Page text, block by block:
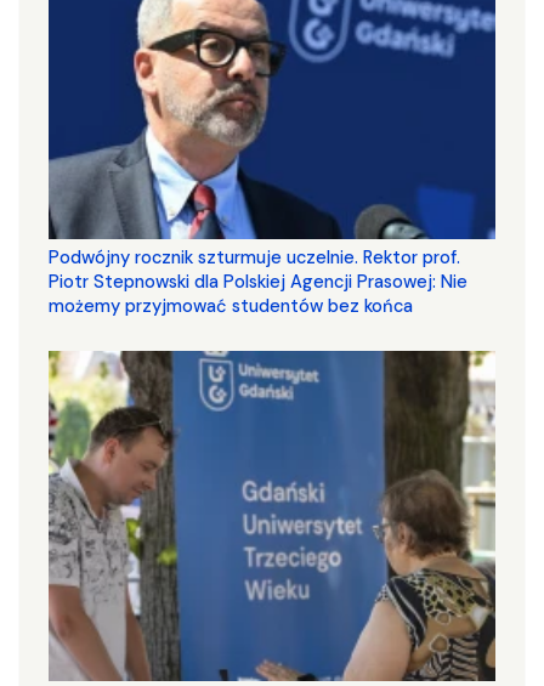
Podwójny rocznik szturmuje uczelnie. Rektor prof.
Piotr Stepnowski dla Polskiej Agencji Prasowej: Nie
możemy przyjmować studentów bez końca